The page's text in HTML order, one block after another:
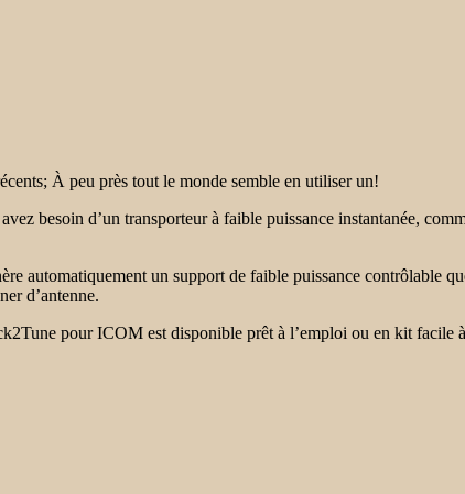
À peu près tout le monde semble en utiliser un!
besoin d’un transporteur à faible puissance instantanée,
automatiquement un support de faible puissance contrôlable
d’antenne.
pour ICOM est disponible prêt à l’emploi ou en kit